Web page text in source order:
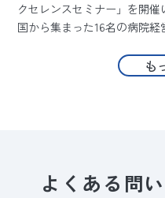
クセレンスセミナー」を開
国から集まった16名の病院経
も
よくある問